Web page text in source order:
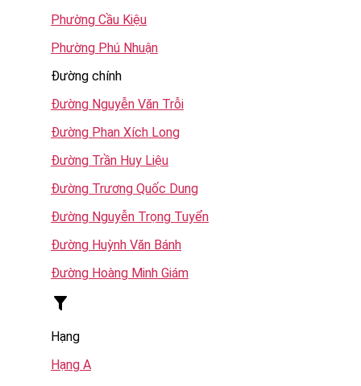
Phường Cầu Kiệu
Phường Phú Nhuận
Đường chính
Đường Nguyễn Văn Trỗi
Đường Phan Xích Long
Đường Trần Huy Liệu
Đường Trương Quốc Dung
Đường Nguyễn Trọng Tuyển
Đường Huỳnh Văn Bánh
Đường Hoàng Minh Giám
Hạng
Hạng A